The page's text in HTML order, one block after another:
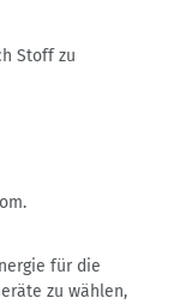
Stoff zu
für die
zu wählen,